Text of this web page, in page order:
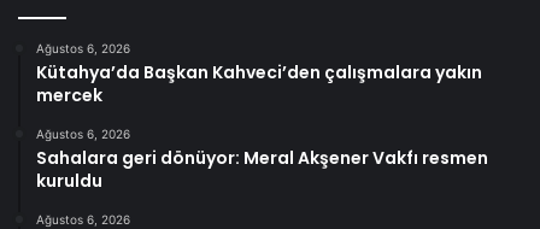
Ağustos 6, 2026
Kütahya’da Başkan Kahveci’den çalışmalara yakın
mercek
Ağustos 6, 2026
Sahalara geri dönüyor: Meral Akşener Vakfı resmen
kuruldu
Ağustos 6, 2026